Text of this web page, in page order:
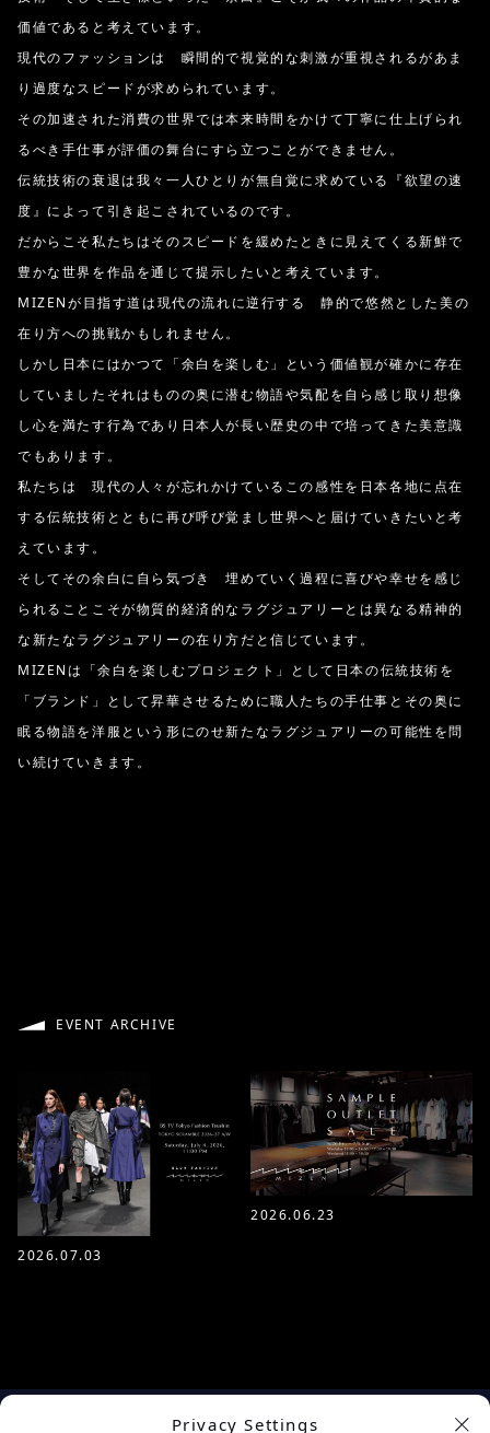
Privacy Settings
価値であると考えています。
現代のファッションは 瞬間的で視覚的な刺激が重視されるがあま
り過度なスピードが求められています。
その加速された消費の世界では本来時間をかけて丁寧に仕上げられ
るべき手仕事が評価の舞台にすら立つことができません。
伝統技術の衰退は我々一人ひとりが無自覚に求めている『欲望の速
度』によって引き起こされているのです。
だからこそ私たちはそのスピードを緩めたときに見えてくる新鮮で
豊かな世界を作品を通じて提示したいと考えています。
MIZENが目指す道は現代の流れに逆行する 静的で悠然とした美の
在り方への挑戦かもしれません。
しかし日本にはかつて「余白を楽しむ」という価値観が確かに存在
していましたそれはものの奥に潜む物語や気配を自ら感じ取り想像
し心を満たす行為であり日本人が長い歴史の中で培ってきた美意識
でもあります。
私たちは 現代の人々が忘れかけているこの感性を日本各地に点在
する伝統技術とともに再び呼び覚まし世界へと届けていきたいと考
えています。
そしてその余白に自ら気づき 埋めていく過程に喜びや幸せを感じ
られることこそが物質的経済的なラグジュアリーとは異なる精神的
な新たなラグジュアリーの在り方だと信じています。
MIZENは「余白を楽しむプロジェクト」として日本の伝統技術を
「ブランド」として昇華させるために職人たちの手仕事とその奥に
眠る物語を洋服という形にのせ新たなラグジュアリーの可能性を問
い続けていきます。
EVENT ARCHIVE
2026.07.03
2026.06.23
余白を楽しむプロジェクト